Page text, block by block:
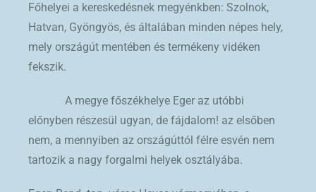
Főhelyei a kereskedésnek megyénkben: Szolnok,
Hatvan, Gyöngyös, és általában minden népes hely,
mely országút mentében és termékeny vidéken
fekszik.
A megye főszékhelye Eger az utóbbi
előnyben részesül ugyan, de fájdalom! az elsőben
nem, a mennyiben az országúttól félre esvén nem
tartozik a nagy forgalmi helyek osztályába.